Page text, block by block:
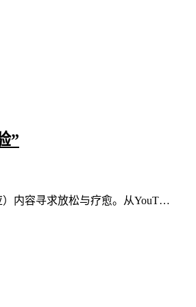
”
）内容寻求放松与疗愈。从YouT…